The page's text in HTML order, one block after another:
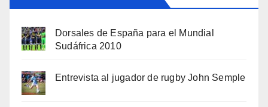
Dorsales de España para el Mundial
Sudáfrica 2010
Entrevista al jugador de rugby John Semple